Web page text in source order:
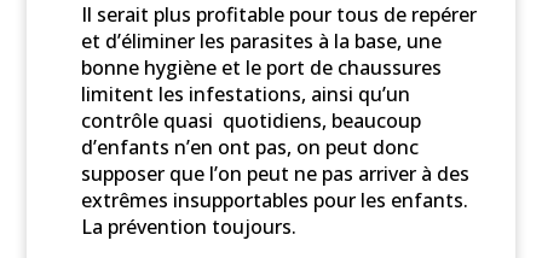
Il serait plus profitable pour tous de repérer
et d’éliminer les parasites à la base, une
bonne hygiène et le port de chaussures
limitent les infestations, ainsi qu’un
contrôle quasi quotidiens, beaucoup
d’enfants n’en ont pas, on peut donc
supposer que l’on peut ne pas arriver à des
extrêmes insupportables pour les enfants.
La prévention toujours.